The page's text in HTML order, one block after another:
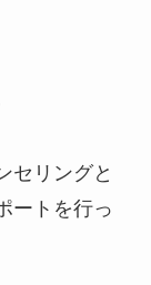
セリングと
ートを行っ